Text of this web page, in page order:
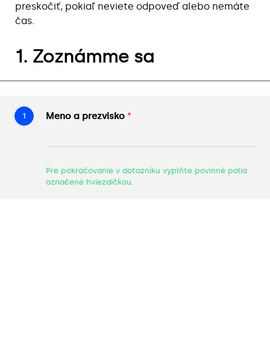
preskočiť, pokiaľ neviete odpoveď alebo nemáte
čas.
1. Zoznámme sa